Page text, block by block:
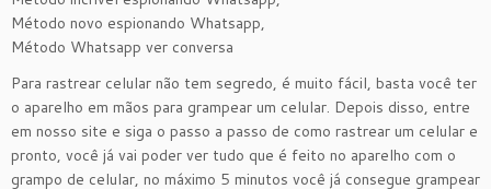
Método novo espionando Whatsapp,
Método Whatsapp ver conversa
Para rastrear celular não tem segredo, é muito fácil, basta você ter
o aparelho em mãos para grampear um celular. Depois disso, entre
em nosso site e siga o passo a passo de como rastrear um celular e
pronto, você já vai poder ver tudo que é feito no aparelho com o
grampo de celular, no máximo 5 minutos você já consegue grampear